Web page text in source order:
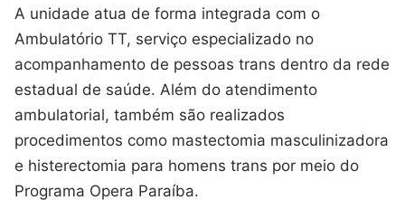
A unidade atua de forma integrada com o
Ambulatório TT, serviço especializado no
acompanhamento de pessoas trans dentro da rede
estadual de saúde. Além do atendimento
ambulatorial, também são realizados
procedimentos como mastectomia masculinizadora
e histerectomia para homens trans por meio do
Programa Opera Paraíba.